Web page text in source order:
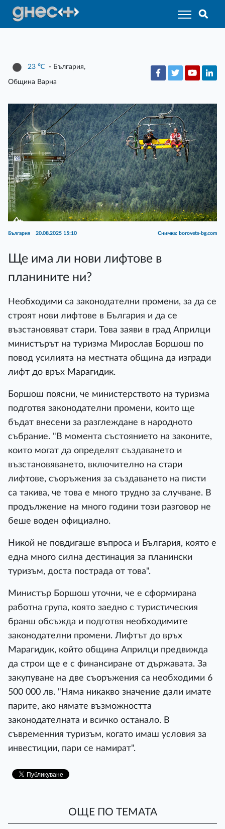
23 ℃ - България,
Община Варна
България 20.08.2025 15:10 Снимка: borovets-bg.com
Ще има ли нови лифтове в
планините ни?
Необходими са законодателни промени, за да се
строят нови лифтове в България и да се
възстановяват стари. Това заяви в град Априлци
министърът на туризма Мирослав Боршош по
повод усилията на местната община да изгради
лифт до връх Марагидик.
Боршош поясни, че министерството на туризма
подготвя законодателни промени, които ще
бъдат внесени за разглеждане в народното
събрание. "В момента състоянието на законите,
които могат да определят създаването и
възстановяването, включително на стари
лифтове, съоръжения за създаването на писти
са такива, че това е много трудно за случване. В
продължение на много години този разговор не
беше воден официално.
Никой не повдигаше въпроса и България, която е
една много силна дестинация за планински
туризъм, доста пострада от това".
Министър Боршош уточни, че е сформирана
работна група, която заедно с туристическия
бранш обсъжда и подготвя необходимите
законодателни промени. Лифтът до връх
Марагидик, който община Априлци предвижда
да строи ще е с финансиране от държавата. За
закупуване на две съоръжения са необходими 6
500 000 лв. "Няма никакво значение дали имате
парите, ако нямате възможността
законодателната и всичко останало. В
съвременния туризъм, когато имаш условия за
инвестиции, пари се намират".
ОЩЕ ПО ТЕМАТА